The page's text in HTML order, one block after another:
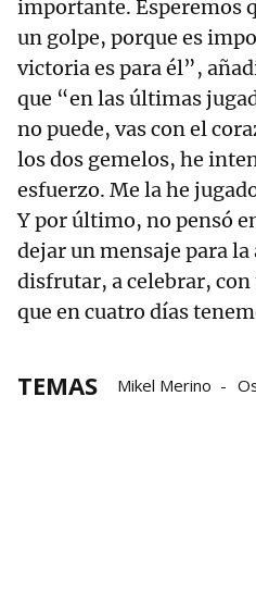
importante. Esperemos
un golpe, porque es
victoria es para él”,
que “en las últimas
no puede, vas con el
los dos gemelos, he
esfuerzo. Me la he
Y por último, no pensó
dejar un mensaje para
disfrutar, a celebrar,
que en cuatro días
TEMAS Mikel Merino